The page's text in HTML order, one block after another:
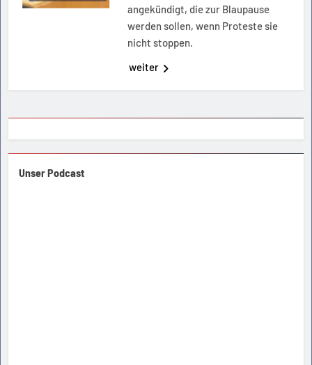
angekündigt, die zur Blaupause
werden sollen, wenn Proteste sie
nicht stoppen.
weiter
Unser Podcast